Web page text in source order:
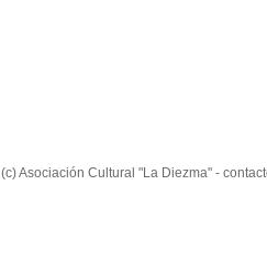
(c) Asociación Cultural "La Diezma" -